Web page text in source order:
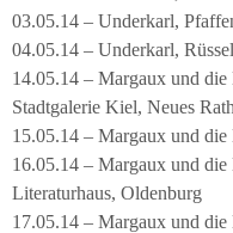
03.05.14 – Underkarl,
04.05.14 – Underkarl,
14.05.14 – Margaux und
Stadtgalerie Kiel, Neues
15.05.14 – Margaux und
16.05.14 – Margaux und
Literaturhaus, Oldenburg
17.05.14 – Margaux und